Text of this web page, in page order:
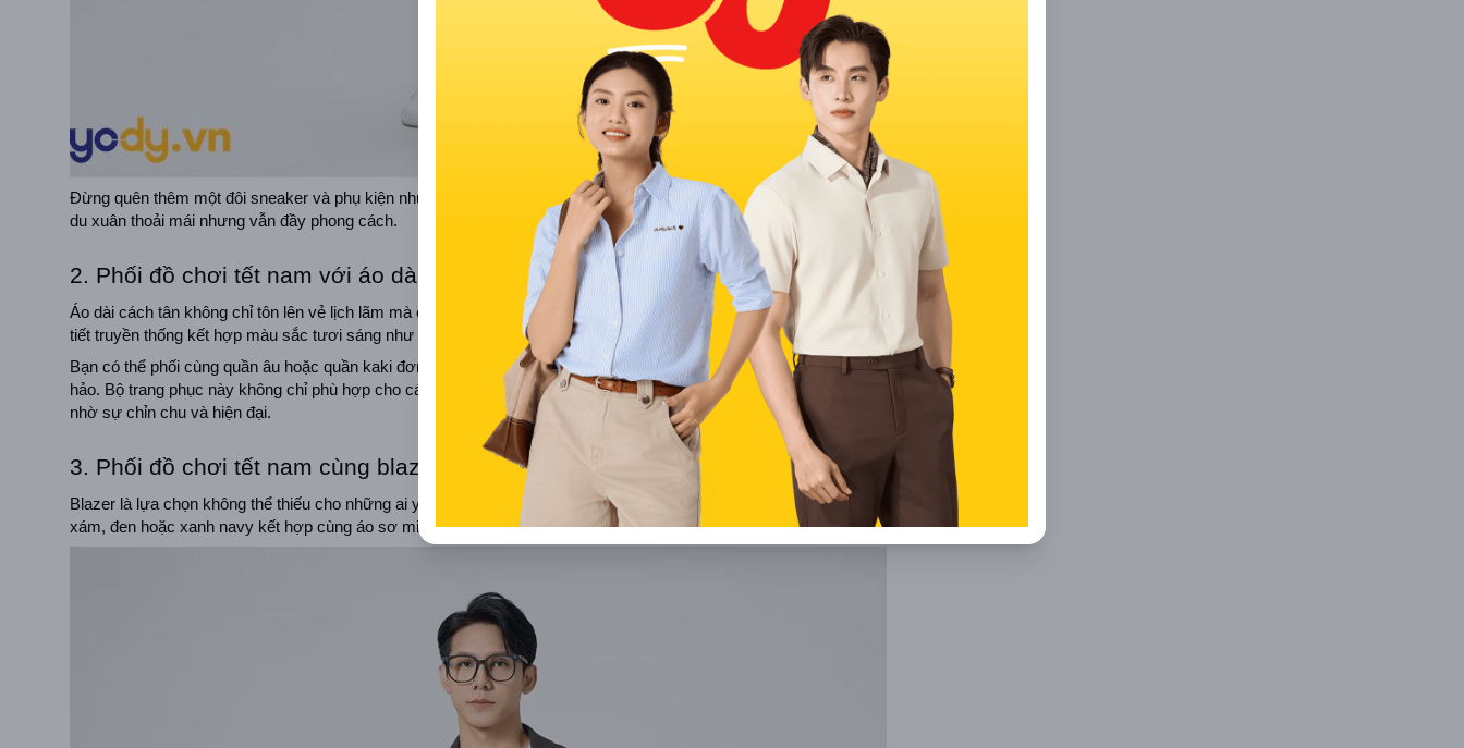
Đừng quên thêm một đôi sneaker và phụ kiện như kính râm hoặc đồng hồ để hoàn thiện outfit, sẵn sàng cho những buổi
du xuân thoải mái nhưng vẫn đầy phong cách.
2. Phối đồ chơi tết nam với áo dài cách tân
Áo dài cách tân không chỉ tôn lên vẻ lịch lãm mà còn giúp bạn nổi bật hơn trong dịp Tết. Chọn một chiếc áo dài với họa
tiết truyền thống kết hợp màu sắc tươi sáng như đỏ, vàng hoặc xanh navy để thể hiện sự trang trọng.
Bạn có thể phối cùng quần âu hoặc quần kaki đơn giản, kết hợp thêm giày lười hoặc giày tây để tạo nên diện mạo hoàn
hảo. Bộ trang phục này không chỉ phù hợp cho các buổi thăm họ hàng mà còn giúp bạn ghi điểm trong mắt mọi người
nhờ sự chỉn chu và hiện đại.
3. Phối đồ chơi tết nam cùng blazer lịch lãm
Blazer là lựa chọn không thể thiếu cho những ai yêu thích sự thanh lịch khi chơi Tết. Một chiếc blazer màu trung tính như
xám, đen hoặc xanh navy kết hợp cùng áo sơ mi trắng và quần tây sẽ mang lại vẻ ngoài chững chạc và tinh tế.